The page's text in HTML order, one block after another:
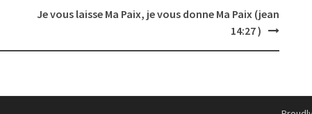
Je vous laisse Ma Paix, je vous donne Ma Paix (jean
14:27 )